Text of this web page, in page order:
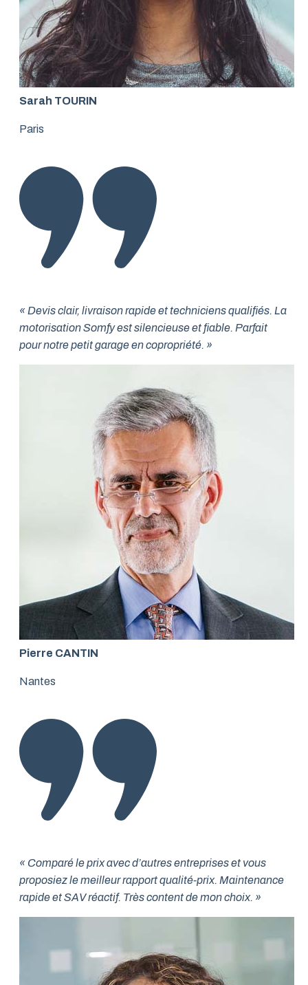
Sarah TOURIN
Paris
« Devis clair, livraison rapide et techniciens qualifiés. La
motorisation Somfy est silencieuse et fiable. Parfait
pour notre petit garage en copropriété. »
Pierre CANTIN
Nantes
« Comparé le prix avec d’autres entreprises et vous
proposiez le meilleur rapport qualité-prix. Maintenance
rapide et SAV réactif. Très content de mon choix. »